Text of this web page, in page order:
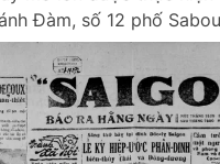
Đàm, số 12 phố